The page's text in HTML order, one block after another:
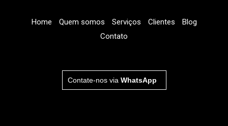
Home Quem somos Serviços Clientes
Blog
Contato
Contate-nos via WhatsApp